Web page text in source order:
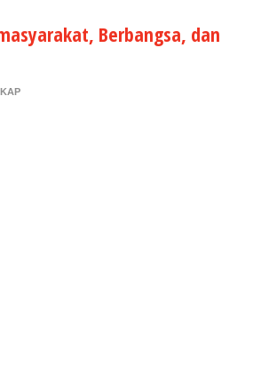
Berbangsa, dan